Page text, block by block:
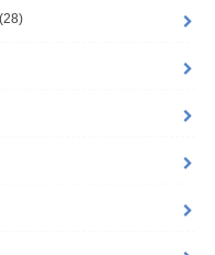
(28)